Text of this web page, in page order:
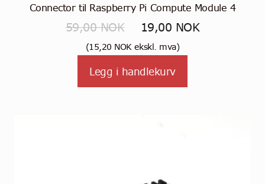
Connector til Raspberry Pi Compute Module 4
59,00NOK
Opprinnelig
pris
var:
19,00 NOKNåværende
(15,20 NOKekskl. mva)
Legg i handlekurv